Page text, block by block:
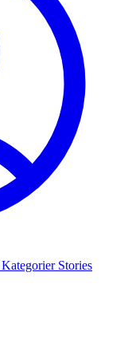
Kategorier Stories